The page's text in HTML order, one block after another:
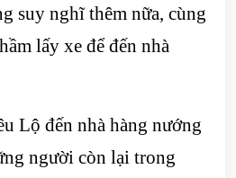
suy nghĩ thêm nữa, cùng
lấy xe để đến nhà
Lộ đến nhà hàng nướng
người còn lại trong